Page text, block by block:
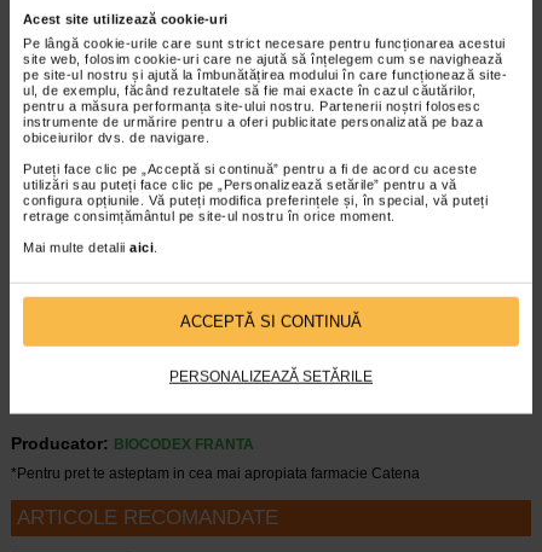
Acest site utilizează cookie-uri
Pe lângă cookie-urile care sunt strict necesare pentru funcționarea acestui
site web, folosim cookie-uri care ne ajută să înțelegem cum se navighează
pe site-ul nostru și ajută la îmbunătățirea modului în care funcționează site-
ul, de exemplu, făcând rezultatele să fie mai exacte în cazul căutărilor,
pentru a măsura performanța site-ului nostru. Partenerii noștri folosesc
instrumente de urmărire pentru a oferi publicitate personalizată pe baza
obiceiurilor dvs. de navigare.
Puteți face clic pe „Acceptă si continuă” pentru a fi de acord cu aceste
utilizări sau puteți face clic pe „Personalizează setările” pentru a vă
configura opțiunile. Vă puteți modifica preferințele și, în special, vă puteți
retrage consimțământul pe site-ul nostru în orice moment.
Mai multe detalii aici.
ACCEPTĂ SI CONTINUĂ
PERSONALIZEAZĂ SETĂRILE
sau cu alcool etilic.
Pacientul trebuie informat de necesitatea consumului
abundent de lichide sarate sau indulcite (zaharul trebuie
fiert), pentru a compensa pierderile datorate diareei (la adult,
aportul lichidian mediu este de 2 l pe zi). De asemenea, in
timpul diareei regimul alimentar trebuie sa excluda anumite
alimente, in special, cruditati, fructe si legume, alimente
picante, precum si alimente si bauturi reci si sa contina mai
ales friptura la gratar si orez.
Sarcina si alaptarea
teratogen. Pana in prezent, in clinica nu au fost raportate
efecte fetotoxice sau malformative. Datorita datelor
insuficiente se recomanda evitarea utilizarii acestui
Producator:
BIOCODEX FRANTA
*Pentru pret te asteptam in cea mai apropiata farmacie Catena
ARTICOLE RECOMANDATE